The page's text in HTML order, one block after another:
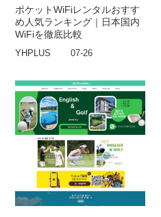
ポケットWiFiレンタルおすす
め人気ランキング｜日本国内
WiFiを徹底比較
YHPLUS 07-26